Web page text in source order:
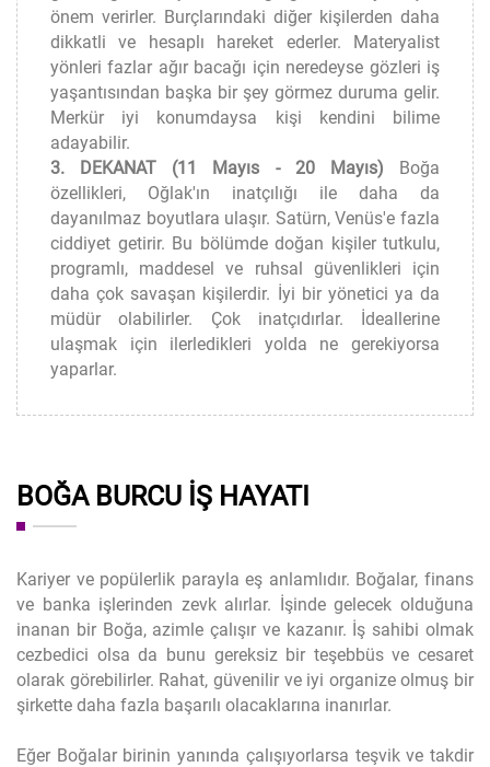
önem verirler. Burçlarındaki diğer kişilerden daha
dikkatli ve hesaplı hareket ederler. Materyalist
yönleri fazlar ağır bacağı için neredeyse gözleri iş
yaşantısından başka bir şey görmez duruma gelir.
Merkür iyi konumdaysa kişi kendini bilime
adayabilir.
3. DEKANAT (11 Mayıs - 20 Mayıs) Boğa
özellikleri, Oğlak'ın inatçılığı ile daha da
dayanılmaz boyutlara ulaşır. Satürn, Venüs'e fazla
ciddiyet getirir. Bu bölümde doğan kişiler tutkulu,
programlı, maddesel ve ruhsal güvenlikleri için
daha çok savaşan kişilerdir. İyi bir yönetici ya da
müdür olabilirler. Çok inatçıdırlar. İdeallerine
ulaşmak için ilerledikleri yolda ne gerekiyorsa
yaparlar.
BOĞA BURCU İŞ HAYATI
Kariyer ve popülerlik parayla eş anlamlıdır. Boğalar, finans
ve banka işlerinden zevk alırlar. İşinde gelecek olduğuna
inanan bir Boğa, azimle çalışır ve kazanır. İş sahibi olmak
cezbedici olsa da bunu gereksiz bir teşebbüs ve cesaret
olarak görebilirler. Rahat, güvenilir ve iyi organize olmuş bir
şirkette daha fazla başarılı olacaklarına inanırlar.
Eğer Boğalar birinin yanında çalışıyorlarsa teşvik ve takdir